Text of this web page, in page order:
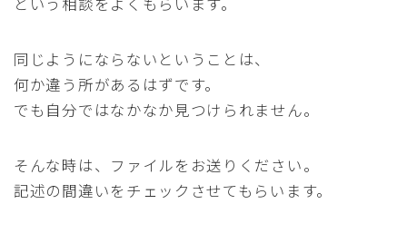
同じようにならないということは、
何か違う所があるはずです。
でも自分ではなかなか見つけられません。
そんな時は、ファイルをお送りください。
記述の間違いをチェックさせてもらいます。